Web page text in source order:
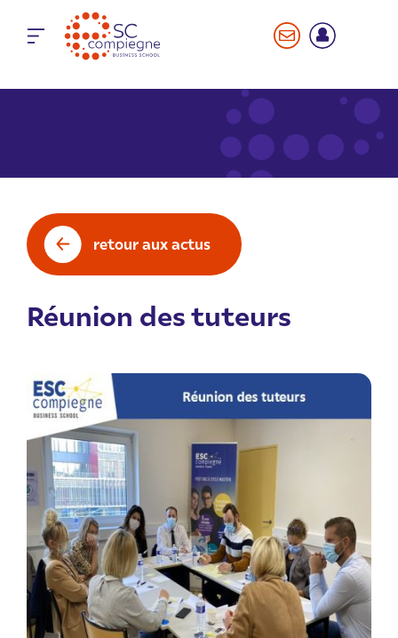
retour aux actus
Réunion des tuteurs